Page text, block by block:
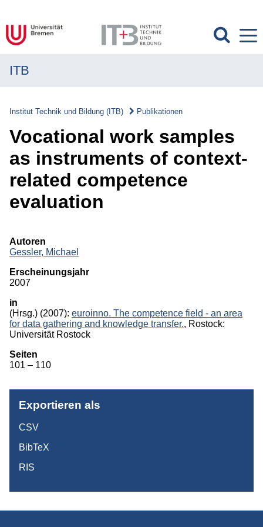
Transfer
Projekte
Publikationen
Monographien
Beiträge in Sammelbänden
ITB-Forschungsberichte
Studien/Arbeitspapiere
Studium
ITB
Institut Technik und Bildung (ITB) Publikationen
Vocational work samples
as instruments of context-
related competence
evaluation
Autoren
Gessler, Michael
Erscheinungsjahr
2007
in
(Hrsg.) (2007): euroinno. The competence field - an area
for data gathering and knowledge transfer., Rostock:
Universität Rostock
Seiten
101 – 110
Exportieren als
CSV
BibTeX
RIS